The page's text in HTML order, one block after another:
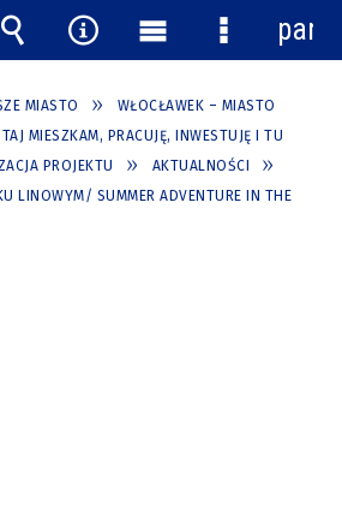
MIASTO
WŁOCŁAWEK – MIASTO
MIESZKAM, PRACUJĘ, INWESTUJĘ I TU
PROJEKTU
AKTUALNOŚCI
LINOWYM/ SUMMER ADVENTURE IN THE
Narzędzia
Menu
główne
Menu
panel